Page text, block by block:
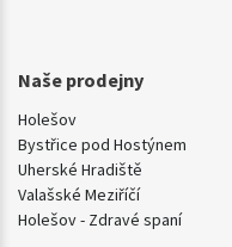
Naše prodejny
Holešov
Bystřice pod Hostýnem
Uherské Hradiště
Valašské Meziříčí
Holešov - Zdravé spaní